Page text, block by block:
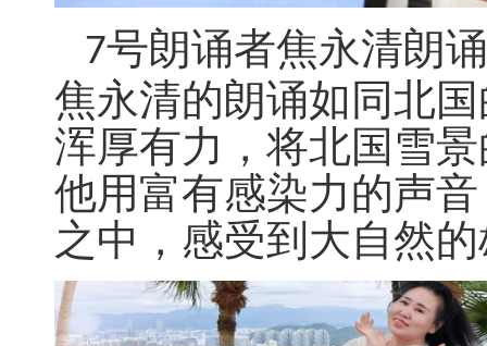
7号朗诵者焦永清朗
焦永清的朗诵如同北
浑厚有力，将北国雪
他用富有感染力的声
之中，感受到大自然